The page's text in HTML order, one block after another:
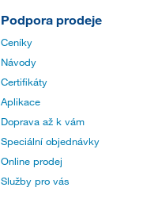
Podpora prodeje
Ceníky
Návody
Certifikáty
Aplikace
Doprava až k vám
Speciální objednávky
Online prodej
Služby pro vás